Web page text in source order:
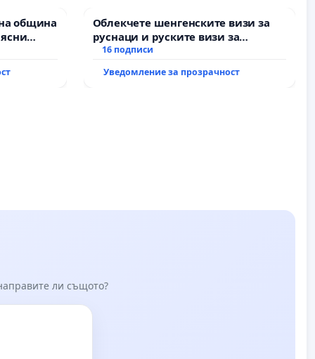
община
АД и от
Облекчете шенгенските визи за
руснаци и руските визи за
българи
16 подписи
Уведомление за прозрачност
ли същото?